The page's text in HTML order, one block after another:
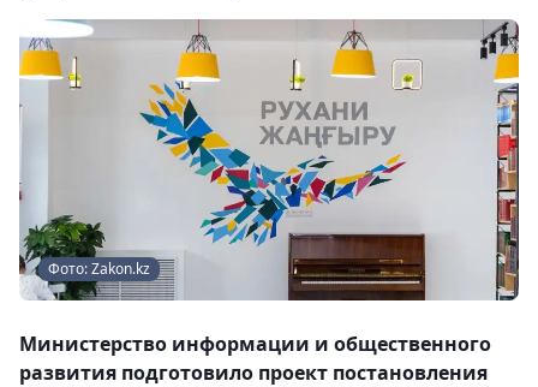
Фото: Zakon.kz
Министерство информации и общественного
развития подготовило проект постановления